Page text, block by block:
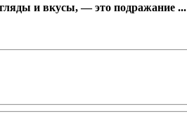
и вкусы, — это подражание ...